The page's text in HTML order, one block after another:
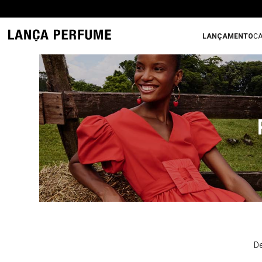
LANÇAMENTO